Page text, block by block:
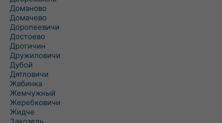
Доманово
Домачево
Доропеевичи
Достоево
Дрогичин
Дружиловичи
Дубой
Дятловичи
Жабинка
Жемчужный
Жеребковичи
Жидче